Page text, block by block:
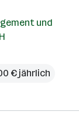
und
€ jährlich